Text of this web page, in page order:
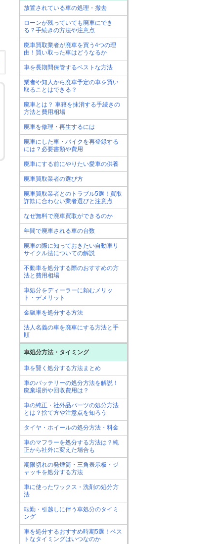
放置されている車の処理・撤去
ローンが残っていても廃車にでき
る？手続きの方法や注意点
廃車買取業者が廃車を買う4つの理
由！買い取った車はどうなるか
車を長期間保管するベストな方法
業者や知人から廃車予定の車を買い
取ることはできる？
廃車とは？ 車籍を抹消する手続きの
方法と費用相場
廃車を修理・再生するには
廃車にした車・バイクを再登録する
には？必要書類や費用
廃車にする前にやりたい愛車の供養
廃車買取業者の選び方
廃車買取業者とのトラブル5選！買取
詐欺に合わない業者選びと注意点
なぜ無料で廃車買取ができるのか
年間で廃車される車の台数
廃車の際に知っておきたい自動車リ
サイクル法についての解説
不動車を処分する際のおすすめの方
法と費用相場
車処分をディーラーに頼むメリッ
ト・デメリット
金融車を処分する方法
法人名義の車を廃車にする方法と手
順
車処分方法・タイミング
車を賢く処分する方法まとめ
車のバッテリーの処分方法を解説！
廃棄場所や回収費用は？
車の純正・社外品パーツの処分方法
とは？捨て方や注意点を知ろう
タイヤ・ホイールの処分方法・料金
車のマフラーを処分する方法は？純
正から社外に変えた場合も
期限切れの発煙筒・三角表示板・ジ
ャッキを処分する方法
車に使ったワックス・洗剤の処分方
法
転勤・引越しに伴う車処分のタイミ
ング
車を処分するおすすめ時期5選！ベス
トなタイミングはいつなのか